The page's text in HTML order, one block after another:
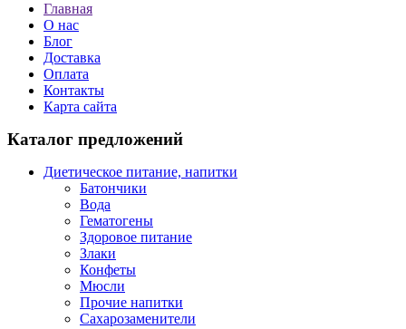
Главная
О нас
Блог
Доставка
Оплата
Контакты
Карта сайта
Каталог предложений
Диетическое питание, напитки
Батончики
Вода
Гематогены
Здоровое питание
Злаки
Конфеты
Мюсли
Прочие напитки
Сахарозаменители